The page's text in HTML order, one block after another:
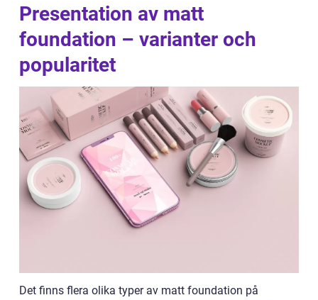
Presentation av matt
foundation – varianter och
popularitet
Det finns flera olika typer av matt foundation på